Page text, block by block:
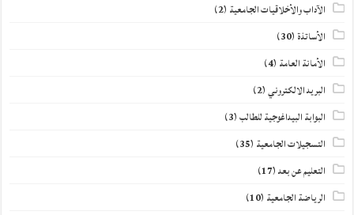
الآداب والأخلاقيات الجامعية (2)
الأساتذة(30)
الأمانة العامة (4)
البريد الالكتروني(2)
البوابة البيداغوجية للطالب(3)
التسجيلات الجامعية (35)
التعليم عن بعد(17)
الرياضة الجامعية (10)